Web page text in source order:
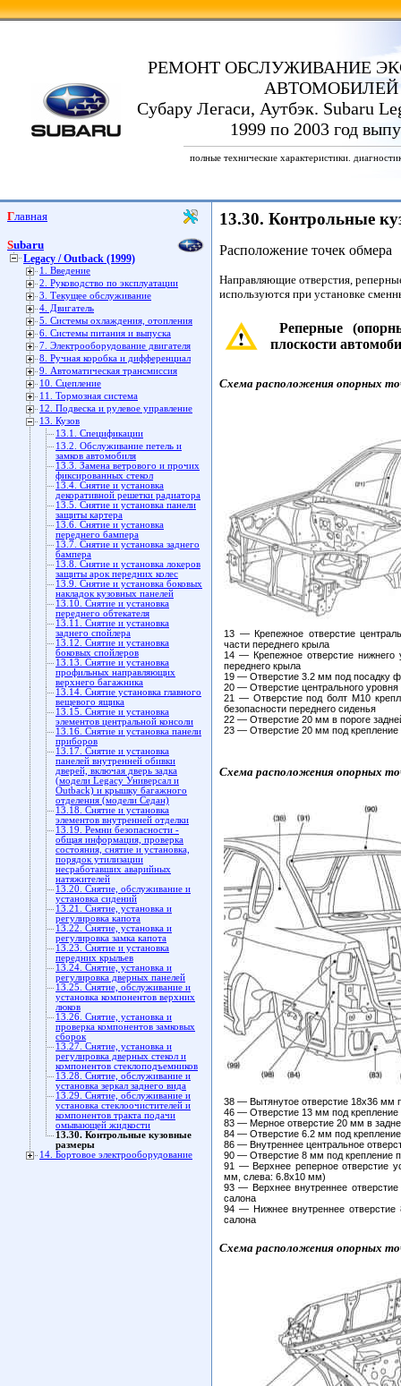
РЕМОНТ ОБСЛУЖИВАНИЕ
АВТОМОБИЛЕЙ
Субару Легаси, Аутбэк. Subaru
1999 по 2003 год
полные технические характеристики.
Главная
Subaru
Legacy / Outback (1999)
1. Введение
2. Руководство по эксплуатации
3. Текущее обслуживание
4. Двигатель
5. Системы охлаждения, отопления
6. Системы питания и выпуска
7. Электрооборудование двигателя
8. Ручная коробка и дифференциал
9. Автоматическая трансмиссия
10. Сцепление
11. Тормозная система
12. Подвеска и рулевое управление
13. Кузов
13.1. Спецификации
13.2. Обслуживание петель и
замков автомобиля
13.3. Замена ветрового и прочих
фиксированных стекол
13.4. Снятие и установка
декоративной решетки радиатора
13.5. Снятие и установка панели
защиты картера
13.6. Снятие и установка
переднего бампера
13.7. Снятие и установка заднего
бампера
13.8. Снятие и установка локеров
защиты арок передних колес
13.9. Снятие и установка боковых
накладок кузовных панелей
13.10. Снятие и установка
переднего обтекателя
13.11. Снятие и установка
заднего спойлера
13.12. Снятие и установка
боковых спойлеров
13.13. Снятие и установка
профильных направляющих
верхнего багажника
13.14. Снятие установка главного
вещевого ящика
13.15. Снятие и установка
элементов центральной консоли
13.16. Снятие и установка панели
приборов
13.17. Снятие и установка
панелей внутренней обивки
дверей, включая дверь задка
(модели Legacy Универсал и
Outback) и крышку багажного
отделения (модели Седан)
13.18. Снятие и установка
элементов внутренней отделки
13.19. Ремни безопасности -
общая информация, проверка
состояния, снятие и установка,
порядок утилизации
несработавших аварийных
натяжителей
13.20. Снятие, обслуживание и
установка сидений
13.21. Снятие, установка и
регулировка капота
13.22. Снятие, установка и
регулировка замка капота
13.23. Снятие и установка
передних крыльев
13.24. Снятие, установка и
регулировка дверных панелей
13.25. Снятие, обслуживание и
установка компонентов верхних
люков
13.26. Снятие, установка и
проверка компонентов замковых
сборок
13.27. Снятие, установка и
регулировка дверных стекол и
компонентов стеклоподъемников
13.28. Снятие, обслуживание и
установка зеркал заднего вида
13.29. Снятие, обслуживание и
установка стеклоочистителей и
компонентов тракта подачи
омывающей жидкости
13.30. Контрольные кузовные
размеры
14. Бортовое электрооборудование
13.30. Контрольные
Расположение точек обмера
Направляющие отверстия,
используются при установке
Реперные
плоскости
Схема расположения опорных
13 — Крепежное отверстие
части переднего крыла
14 — Крепежное отверстие
переднего крыла
19 — Отверстие 3.2 мм под посадку
20 — Отверстие центрального
21 — Отверстие под болт М10
безопасности переднего сиденья
22 — Отверстие 20 мм в пороге
23 — Отверстие 20 мм под крепление
Схема расположения опорных
38 — Вытянутое отверстие 18х36 мм
46 — Отверстие 13 мм под крепление
83 — Мерное отверстие 20 мм в
84 — Отверстие 6.2 мм под крепление
86 — Внутреннее центральное
90 — Отверстие 8 мм под крепление
91 — Верхнее реперное отверстие
мм, слева: 6.8х10 мм)
93 — Верхнее внутреннее
салона
94 — Нижнее внутреннее отверстие
салона
Схема расположения опорных